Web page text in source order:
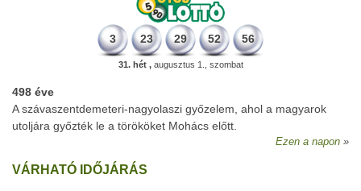
3 23 29 52 56
31. hét ,augusztus 1., szombat
498 éve
A szávaszentdemeteri-nagyolaszi győzelem, ahol a magyarok
utoljára győzték le a törököket Mohács előtt.
Ezen a napon
VÁRHATÓ IDŐJÁRÁS